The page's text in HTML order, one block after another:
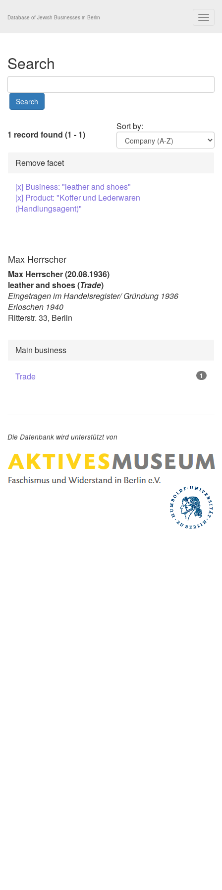
Database of Jewish Businesses in Berlin
Search
Sort by:
1 record found (1 - 1)
Remove facet
[x] Business: "leather and shoes"
[x] Product: "Koffer und Lederwaren
(Handlungsagent)"
Max Herrscher
Max Herrscher (20.08.1936)
leather and shoes (Trade)
Eingetragen im Handelsregister/ Gründung 1936
Erloschen 1940
Ritterstr. 33, Berlin
Main business
Trade 1
Die Datenbank wird unterstützt von